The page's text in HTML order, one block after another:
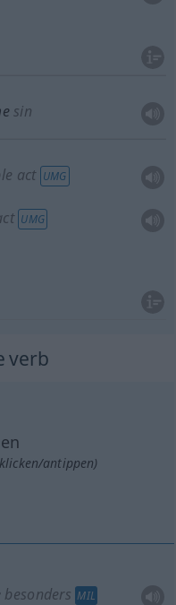
sin
act UMG
UMG
verb
antippen)
besonders MIL